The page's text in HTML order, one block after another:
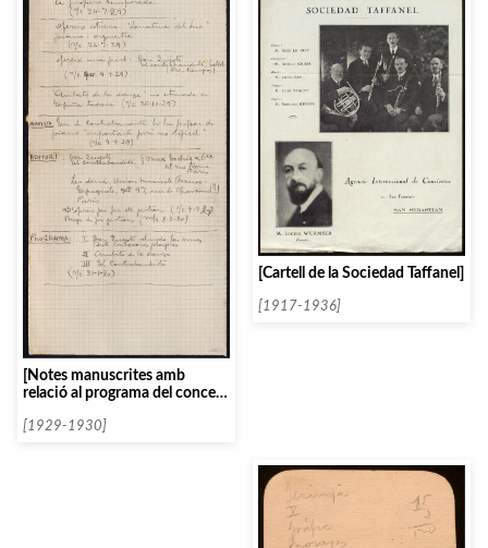
[Notes manuscrites amb
relació al programa del concert
[1929-1930]
[Cartell de la Sociedad Taffanel]
[1917-1936]